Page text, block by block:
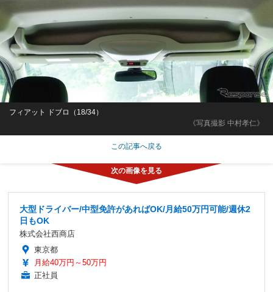
《写真撮影 中村孝仁》
フィアット ドブロ（18/34）
この記事へ戻る
大型ドライバー/中型免許があればOK/月給50万円可能/週休2
日もOK
株式会社西商店
東京都
月給40万円～50万円
正社員